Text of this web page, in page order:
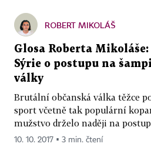
ROBERT MIKOLÁŠ
Glosa Roberta
Sýrie o postupu na
války
Brutální občanská válka těžce
sport včetně tak populární
mužstvo drželo naději na
10. 10. 2017 ▪ 3 min. čtení